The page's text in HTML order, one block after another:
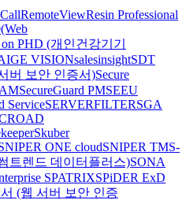
RemoteViewResin Professional
PHD (개인건강기기
VISIONsalesinsightSDT
버 보안 인증서)Secure
SecureGuard PMSEEU
ServiceSERVERFILTERSGA
Skuber
ONE cloudSNIPER TMS-
트렌드 데이터플러스)SONA
SPATRIXSPiDER ExD
(웹 서버 보안 인증